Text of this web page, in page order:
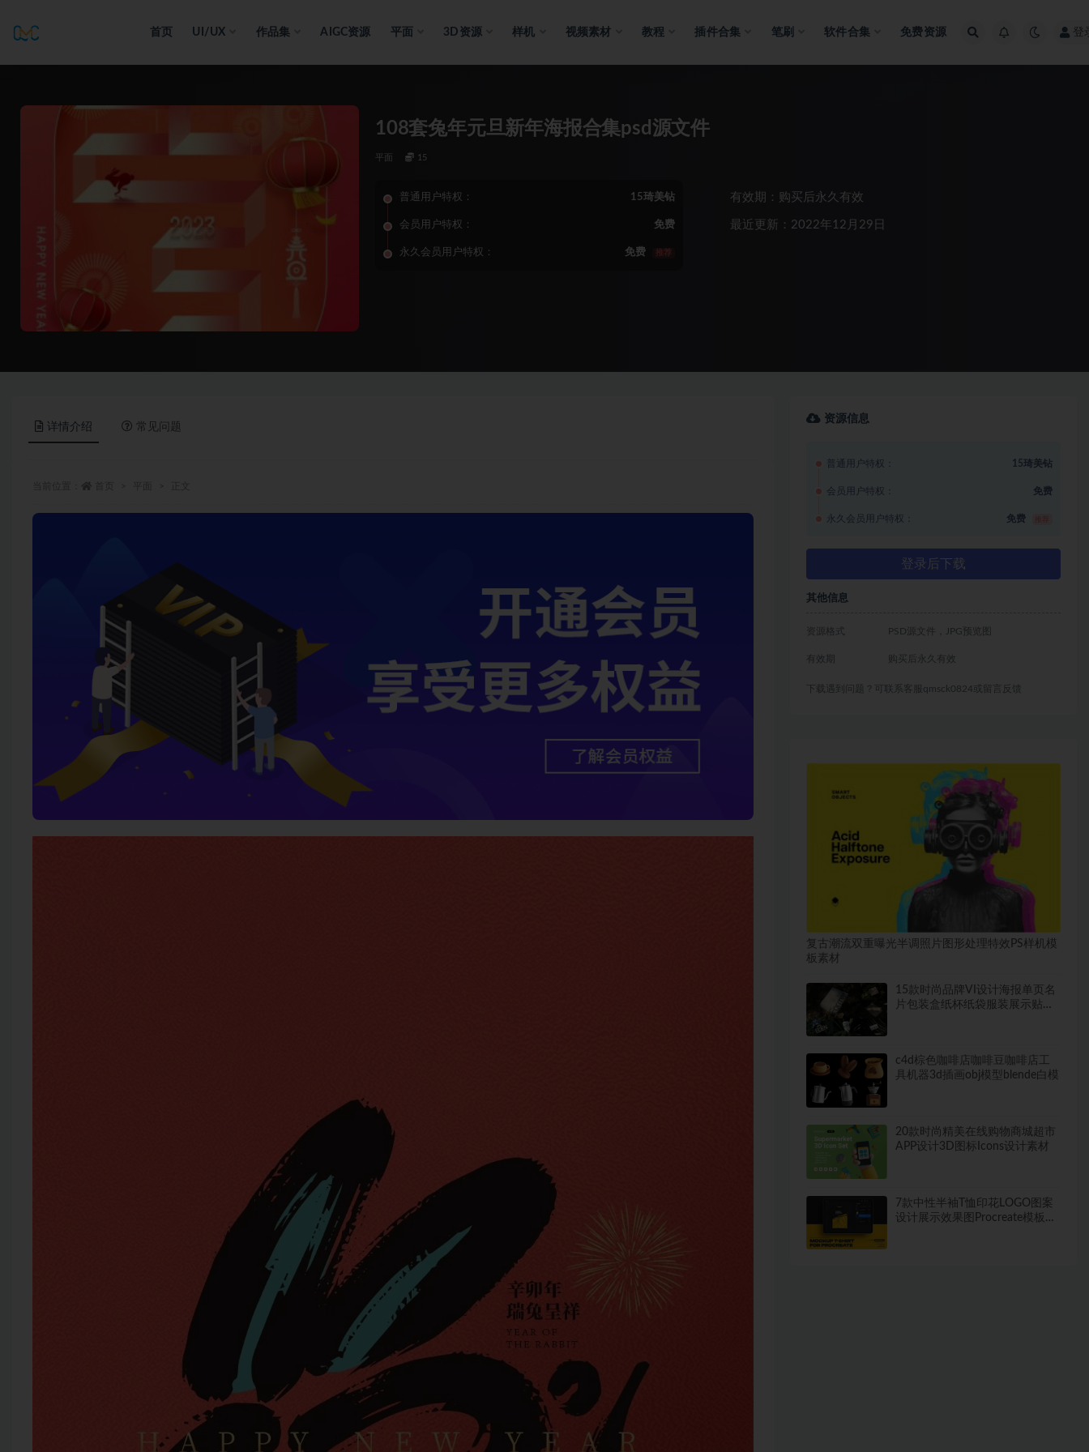
首页 UI/UX 作品集 AIGC资源 平面 3D资源 样机 视频素材 教程 插件合集 笔刷 软件合集 免费资源 登
108套兔年元旦新年海报合集psd源文件
平面 15
普通用户特权： 15琦美钻
会员用户特权： 免费
永久会员用户特权： 免费 推荐
有效期：购买后永久有效
最近更新：2022年12月29日
详情介绍 常见问题
资源信息
普通用户特权： 15琦美钻
会员用户特权： 免费
永久会员用户特权： 免费
登录后下载
其他信息
资源格式 PSD源文件，JPG预览图
有效期 购买后永久有效
下载遇到问题？可联系客服qmsck0824或留言反馈
复古潮流双重曝光半调照片图形处理特效PS样机模
板素材
15款时尚品牌VI设计海报单页名
片包装盒纸杯纸袋服装展示贴图
c4d棕色咖啡店咖啡豆咖啡店工
具机器3d插画obj模型blende白模
20款时尚精美在线购物商城超市
APP设计3D图标Icons设计素材
7款中性半袖T恤印花LOGO图案
设计展示效果图Procreate模板样